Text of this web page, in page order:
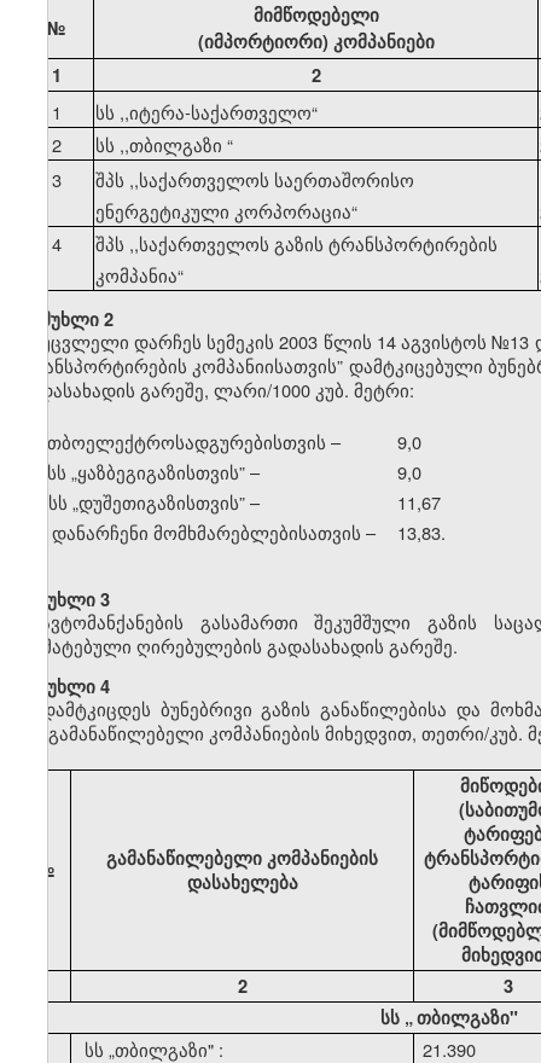
№
მიმწოდებელი
(იმპორტიორი) კომპანიები
1
2
1
სს ,,იტერა-საქართველო“
2
სს ,,თბილგაზი “
3
შპს ,,საქართველოს საერთაშორისო
ენერგეტიკული კორპორაცია“
4
შპს ,,საქართველოს გაზის ტრანსპორტირების
კომპანია“
მუხლი 2
უცვლელი დარჩეს სემეკის 2003 წლის 14 აგვისტოს
ტრანსპორტირების კომპანიისათვის” დამტკიცებული
გადასახადის გარეშე, ლარი/1000 კუბ. მეტრი:
ა) თბოელექტროსადგურებისთვის –
9,0
ბ) სს„ყაზბეგიგაზისთვის” –
9,0
გ) სს„დუშეთიგაზისთვის” –
11,67
დ) დანარჩენი მომხმარებლებისათვის –
13,83.
მუხლი 3
ავტომანქანების გასამართი შეკუმშული გაზის
დამატებული ღირებულების გადასახადის გარეშე.
მუხლი 4
დამტკიცდეს ბუნებრივი გაზის განაწილებისა და
გაზგამანაწილებელი კომპანიების მიხედვით, თეთრი/კუბ.
№
გამანაწილებელი კომპანიების
დასახელება
2
3
სს „თბილგაზი"
სს„თბილგაზი" :
21.390